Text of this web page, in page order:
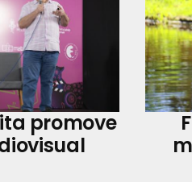
promove